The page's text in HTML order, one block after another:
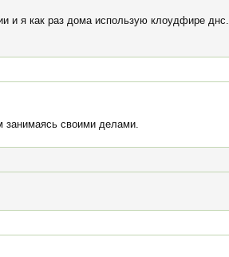
и я как раз дома использую клоудфире днс.
своими делами.